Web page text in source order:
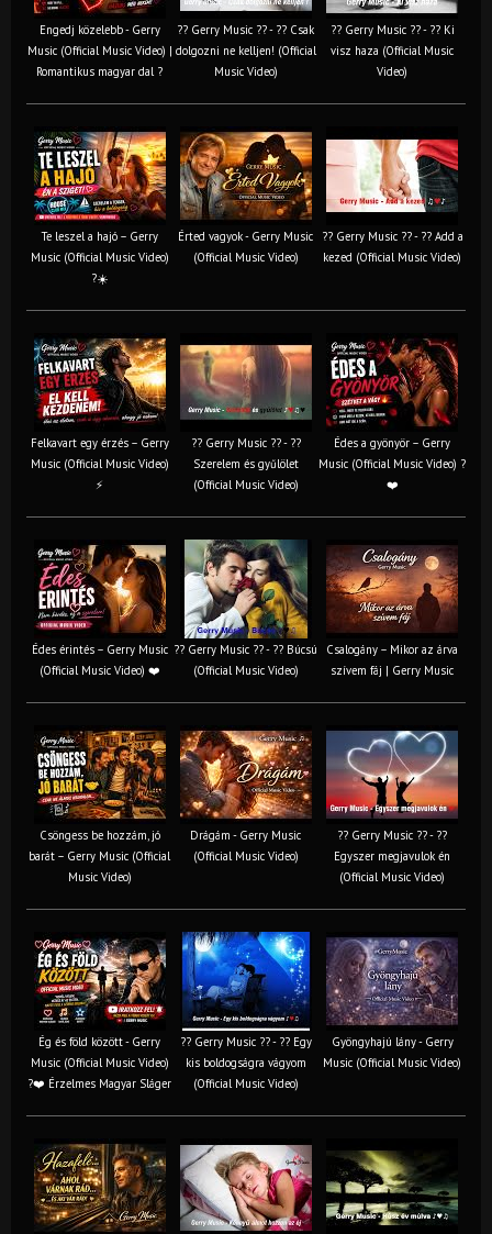
Engedj közelebb - Gerry
Music (Official Music Video) |
Romantikus magyar dal ?
?? Gerry Music ?? - ?? Csak
dolgozni ne kelljen! (Official
Music Video)
?? Gerry Music ?? - ?? Ki
visz haza (Official Music
Video)
Te leszel a hajó – Gerry
Music (Official Music Video)
?☀️
Érted vagyok - Gerry Music
(Official Music Video)
?? Gerry Music ?? - ?? Add a
kezed (Official Music Video)
Felkavart egy érzés – Gerry
Music (Official Music Video)
⚡
?? Gerry Music ?? - ??
Szerelem és gyűlölet
(Official Music Video)
Édes a gyönyör – Gerry
Music (Official Music Video) ?
❤️
Édes érintés – Gerry Music
(Official Music Video) ❤️
?? Gerry Music ?? - ?? Búcsú
(Official Music Video)
Csalogány – Mikor az árva
szívem fáj | Gerry Music
Csöngess be hozzám, jó
barát – Gerry Music (Official
Music Video)
Drágám - Gerry Music
(Official Music Video)
?? Gerry Music ?? - ??
Egyszer megjavulok én
(Official Music Video)
Ég és föld között - Gerry
Music (Official Music Video)
?❤️ Érzelmes Magyar Sláger
?? Gerry Music ?? - ?? Egy
kis boldogságra vágyom
(Official Music Video)
Gyöngyhajú lány - Gerry
Music (Official Music Video)